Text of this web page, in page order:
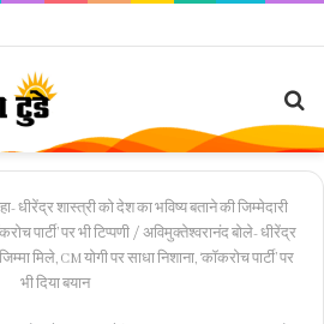
धीरेंद्र शास्त्री को देश का भविष्य बताने की जिम्मेदारी
पार्टी’ पर भी टिप्पणी / अविमुक्तेश्वरानंद बोले- धीरेंद्र
मिले, CM योगी पर साधा निशाना, ‘कॉकरोच पार्टी’ पर
भी दिया बयान